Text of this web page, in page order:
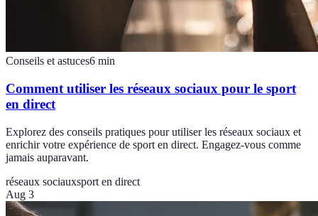
Conseils et astuces6 min
Comment utiliser les réseaux sociaux pour le sport
en direct
Explorez des conseils pratiques pour utiliser les réseaux sociaux et
enrichir votre expérience de sport en direct. Engagez-vous comme
jamais auparavant.
réseaux sociauxsport en direct
Aug 3